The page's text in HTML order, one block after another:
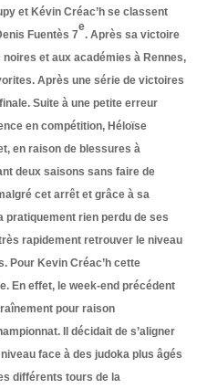
et Kévin Créac’h se classent
Fuentès 7
e
. Après sa victoire
et aux académies à Rennes,
Après une série de victoires
Suite à une petite erreur
en compétition, Héloïse
en raison de blessures à
deux saisons sans faire de
cet arrêt et grâce à sa
pratiquement rien perdu de ses
rapidement retrouver le niveau
Pour Kevin Créac’h cette
En effet, le week-end précédent
pour raison
Il décidait de s’aligner
face à des judoka plus âgés
différents tours de la